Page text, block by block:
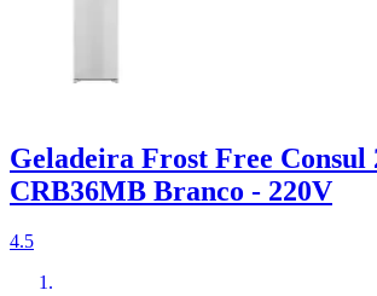
Geladeira Frost Free Consul
CRB36MB Branco - 220V
4.5